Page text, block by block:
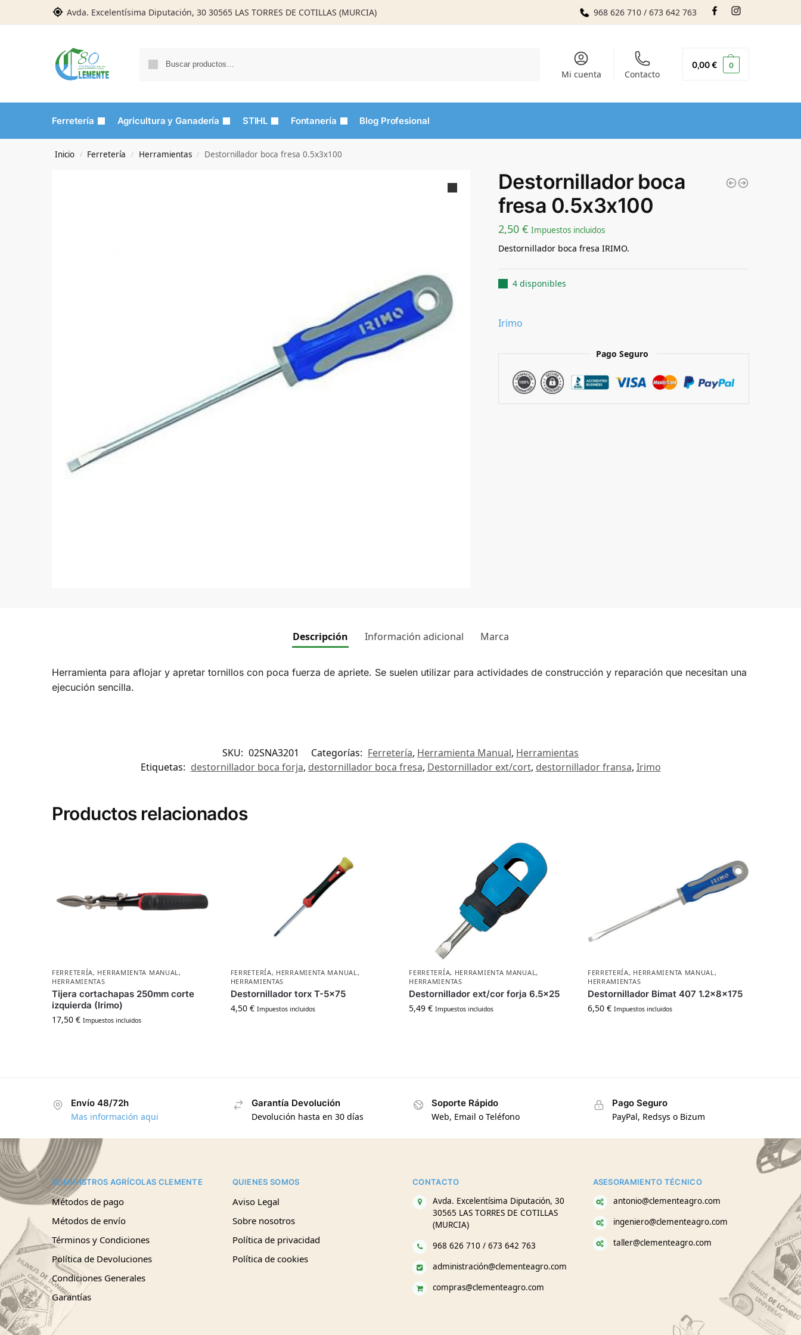
Avda. Excelentísima Diputación, 30 30565 LAS TORRES DE COTILLAS (MURCIA) 968 626 710 / 673 642 763
Mi cuenta Contacto
0,00€ 0
Ferretería Agricultura y Ganadería STIHL Fontanería Blog Profesional
Inicio / Ferretería / Herramientas / Destornillador boca fresa 0.5x3x100
Destornillador boca
fresa 0.5x3x100
2,50 € Impuestos incluidos
Destornillador boca fresa IRIMO.
4 disponibles
Irimo
Pago Seguro
Descripción Información adicional Marca
Herramienta para aflojar y apretar tornillos con poca fuerza de apriete. Se suelen utilizar para actividades de construcción y reparación que necesitan una
ejecución sencilla.
SKU: 02SNA3201 Categorías: Ferretería, Herramienta Manual, Herramientas
Etiquetas: destornillador boca forja, destornillador boca fresa, Destornillador ext/cort, destornillador fransa, Irimo
Productos relacionados
FERRETERÍA, HERRAMIENTA MANUAL,
HERRAMIENTAS
Tijera cortachapas 250mm corte
izquierda (Irimo)
17,50€ Impuestos incluidos
FERRETERÍA, HERRAMIENTA MANUAL,
HERRAMIENTAS
Destornillador torx T-5×75
4,50 € Impuestos incluidos
FERRETERÍA, HERRAMIENTA MANUAL,
HERRAMIENTAS
Destornillador ext/cor forja 6.5×25
5,49€ Impuestos incluidos
FERRETERÍA, HERRAMIENTA MANUAL,
HERRAMIENTAS
Destornillador Bimat 407 1.2x8x175
6,50 € Impuestos incluidos
Envío 48/72h
Mas información aqui
Garantía Devolución
Devolución hasta en 30 días
Soporte Rápido
Web, Email o Teléfono
Pago Seguro
PayPal, Redsys o Bizum
SUMINISTROS AGRÍCOLAS CLEMENTE
Métodos de pago
Métodos de envío
Términos y Condiciones
Política de Devoluciones
Condiciones Generales
Garantías
QUIENES SOMOS
Aviso Legal
Sobre nosotros
Política de privacidad
Política de cookies
CONTACTO
Avda. Excelentísima Diputación, 30
30565 LAS TORRES DE COTILLAS
(MURCIA)
968 626 710 / 673 642 763
administración@clementeagro.com
compras@clementeagro.com
ASESORAMIENTO TÉCNICO
antonio@clementeagro.com
ingeniero@clementeagro.com
taller@clementeagro.com